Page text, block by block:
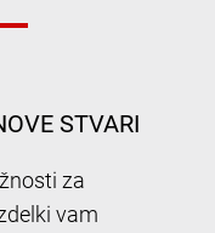
STVARI
za
vam